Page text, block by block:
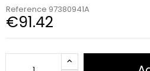
Reference 97380941A
€91.42